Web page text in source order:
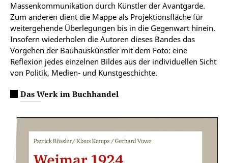
Massenkommunikation durch Künstler der Avantgarde.
Zum anderen dient die Mappe als Projektionsfläche für
weitergehende Überlegungen bis in die Gegenwart hinein.
Insofern wiederholen die Autoren dieses Bandes das
Vorgehen der Bauhauskünstler mit dem Foto: eine
Reflexion jedes einzelnen Bildes aus der individuellen Sicht
von Politik, Medien- und Kunstgeschichte.
Das Werk im Buchhandel